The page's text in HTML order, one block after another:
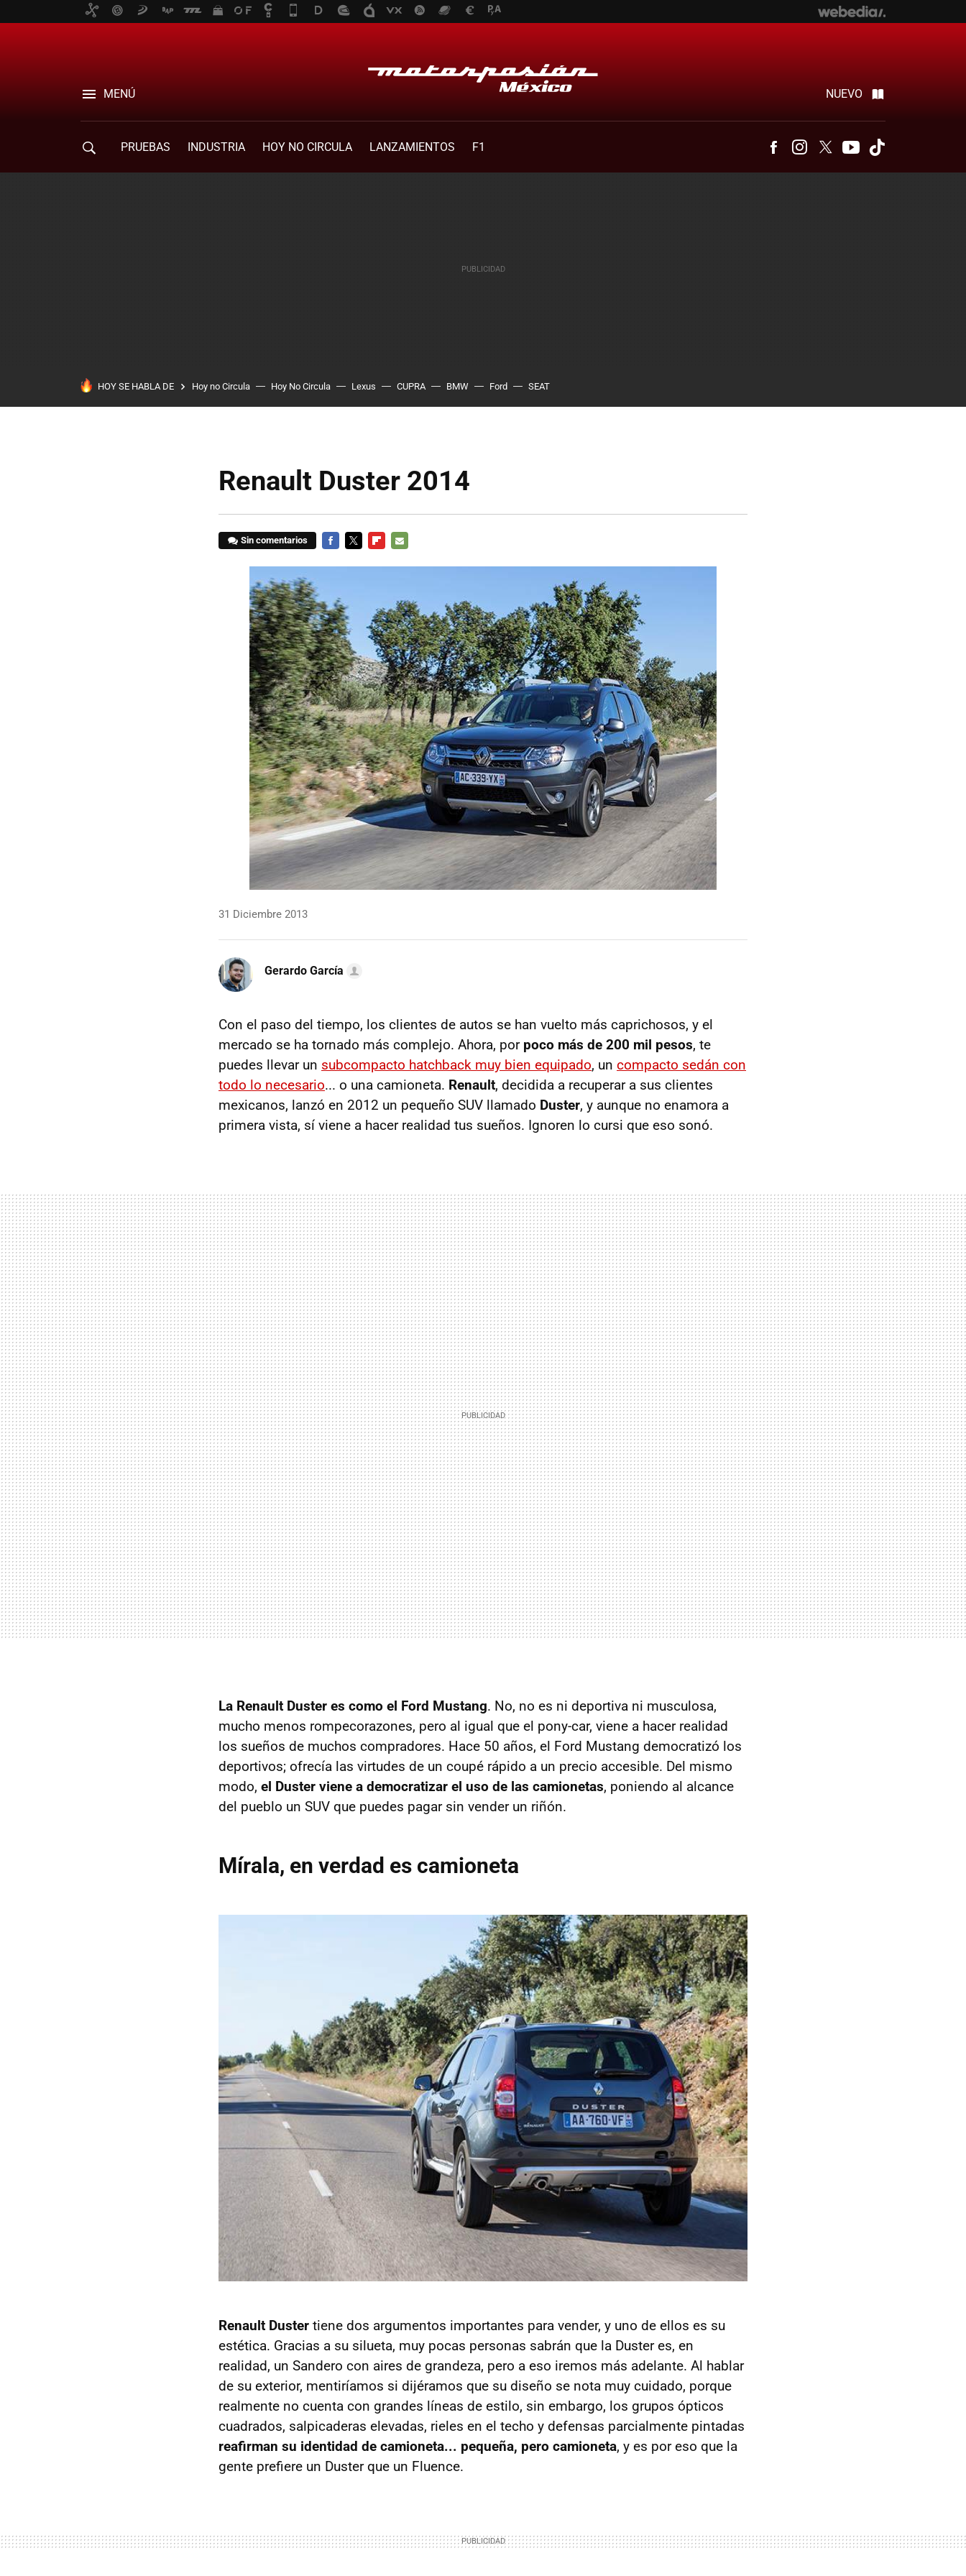
MENÚ NUEVO
PRUEBAS INDUSTRIA HOY NO CIRCULA LANZAMIENTOS F1 FacebookInstagram
Twitter Youtube
HOY SE HABLA DE Hoy no Circula Hoy No Circula Lexus CUPRA BMW Ford SEAT
Renault Duster 2014
Sin comentarios
31 Diciembre 2013
Gerardo García
Con el paso del tiempo, los clientes de autos se han vuelto más caprichosos, y el
mercado se ha tornado más complejo. Ahora, por poco más de 200 mil pesos, te
puedes llevar un subcompacto hatchback muy bien equipado, un compacto sedán con
todo lo necesario... o una camioneta. Renault, decidida a recuperar a sus clientes
mexicanos, lanzó en 2012 un pequeño SUV llamado Duster, y aunque no enamora a
primera vista, sí viene a hacer realidad tus sueños. Ignoren lo cursi que eso sonó.
La Renault Duster es como el Ford Mustang. No, no es ni deportiva ni musculosa,
mucho menos rompecorazones, pero al igual que el pony-car, viene a hacer realidad
los sueños de muchos compradores. Hace 50 años, el Ford Mustang democratizó los
deportivos; ofrecía las virtudes de un coupé rápido a un precio accesible. Del mismo
modo, el Duster viene a democratizar el uso de las camionetas, poniendo al alcance
del pueblo un SUV que puedes pagar sin vender un riñón.
Mírala, en verdad es camioneta
Renault Duster tiene dos argumentos importantes para vender, y uno de ellos es su
estética. Gracias a su silueta, muy pocas personas sabrán que la Duster es, en
realidad, un Sandero con aires de grandeza, pero a eso iremos más adelante. Al hablar
de su exterior, mentiríamos si dijéramos que su diseño se nota muy cuidado, porque
realmente no cuenta con grandes líneas de estilo, sin embargo, los grupos ópticos
cuadrados, salpicaderas elevadas, rieles en el techo y defensas parcialmente pintadas
reafirman su identidad de camioneta... pequeña, pero camioneta, y es por eso que la
gente prefiere un Duster que un Fluence.